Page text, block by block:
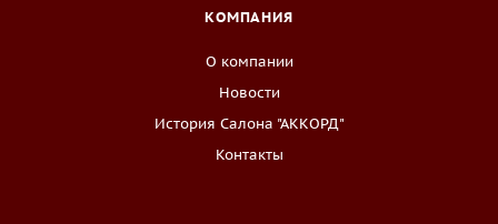
КОМПАНИЯ
О компании
Новости
История Салона "АККОРД"
Контакты